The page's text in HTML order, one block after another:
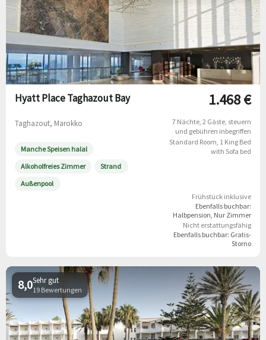
Hyatt Place Taghazout Bay
Taghazout, Marokko
Manche Speisen halal
Alkoholfreies Zimmer
Strand
Außenpool
1.468 €
7 Nächte 2 Gäste steuern
und gebühren inbegriffen
Standard Room, 1 King Bed
with Sofa bed
Frühstück inklusive
Ebenfalls buchbar:
Halbpension Nur Zimmer
Nicht erstattungsfähig
Ebenfalls buchbar: Gratis-
Storno
Sehr gut
19 Bewertungen
8,0